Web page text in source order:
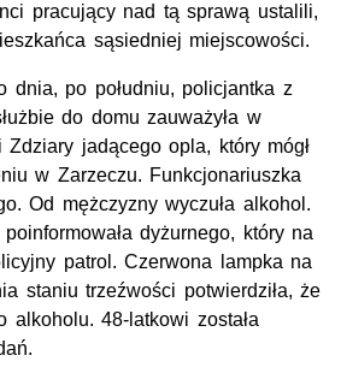
pracujący nad tą sprawą ustalili,
sąsiedniej miejscowości.
dnia, po południu, policjantka z
do domu zauważyła w
jadącego opla, który mógł
w Zarzeczu. Funkcjonariuszka
Od mężczyzny wyczuła alkohol.
dyżurnego, który na
patrol. Czerwona lampka na
staniu trzeźwości potwierdziła, że
alkoholu. 48-latkowi została